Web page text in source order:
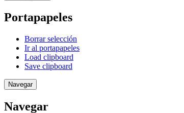
Portapapeles
Borrar selección
Ir al portapapeles
Load clipboard
Save clipboard
Navegar
Navegar